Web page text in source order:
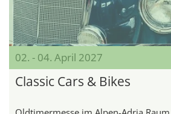
02. - 04. April 2027
Classic Cars & Bikes